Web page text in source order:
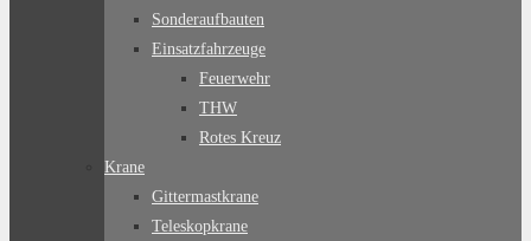
Sonderaufbauten
Einsatzfahrzeuge
Feuerwehr
THW
Rotes Kreuz
Krane
Gittermastkrane
Teleskopkrane